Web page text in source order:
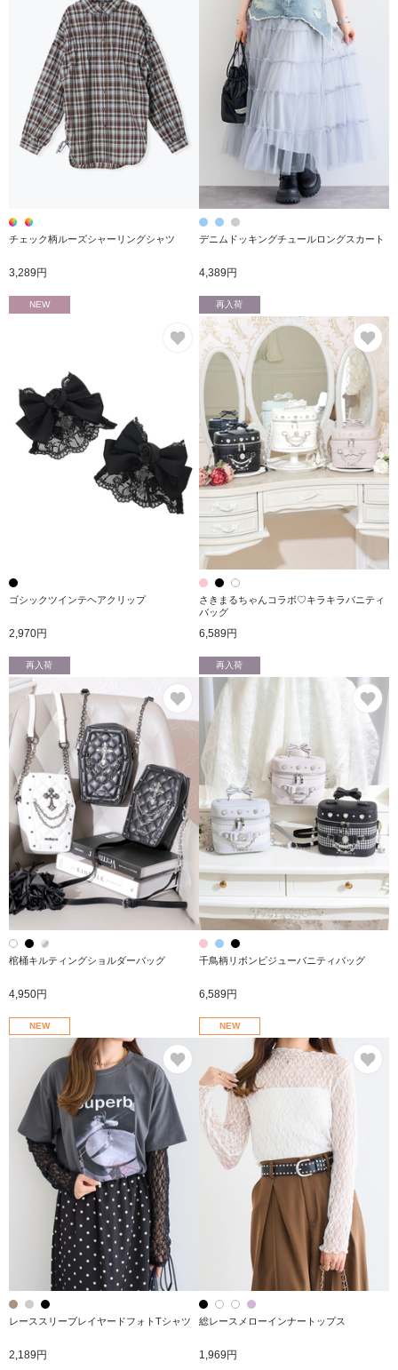
チェック柄ルーズシャーリングシャツ
3,289円
デニムドッキングチュールロングスカート
4,389円
NEW
お気に入り
ゴシックツインテヘアクリップ
2,970円
再入荷
さきまるちゃんコラボ♡キラキラバニティ
バッグ
6,589円
再入荷
お気に入り
棺桶キルティングショルダーバッグ
4,950円
再入荷
千鳥柄リボンビジューバニティバッグ
6,589円
NEW
レーススリーブレイヤードフォトTシャツ
2,189円
NEW
総レースメローインナートップス
1,969円